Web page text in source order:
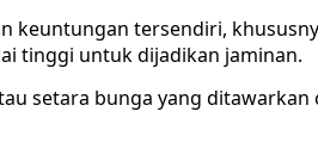
keuntungan tersendiri,
tinggi untuk dijadikan jaminan.
setara bunga yang